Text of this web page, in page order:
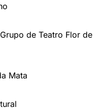
de Teatro Flor de
Mata